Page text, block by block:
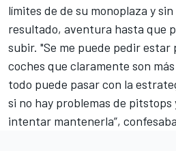
límites de de su monoplaza y
resultado, aventura hasta que
subir. "Se me puede pedir estar
coches que claramente son
todo puede pasar con la
si no hay problemas de pitstops
intentar mantenerla”,